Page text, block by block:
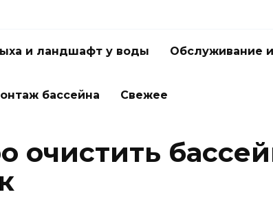
и ландшафт у воды Обслуживание
бассейна Свежее
очистить